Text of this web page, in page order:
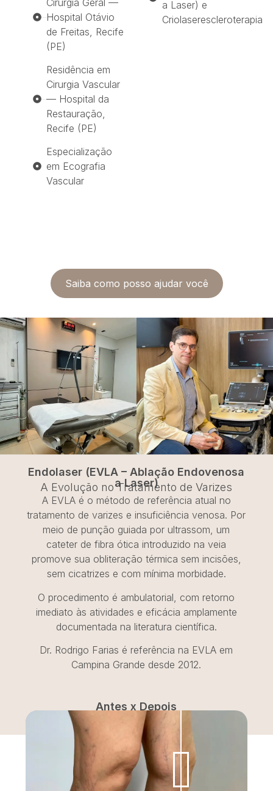
Cirurgia Geral —
Hospital Otávio
de Freitas, Recife
(PE)
Residência em
Cirurgia Vascular
— Hospital da
Restauração,
Recife (PE)
Especialização
em Ecografia
Vascular
a Laser) e
Criolaserescleroterapia​
Saiba como posso ajudar você
Endolaser (EVLA – Ablação Endovenosa
a Laser)
A Evolução no Tratamento de Varizes
A EVLA é o método de referência atual no
tratamento de varizes e insuficiência venosa. Por
meio de punção guiada por ultrassom, um
cateter de fibra ótica introduzido na veia
promove sua obliteração térmica sem incisões,
sem cicatrizes e com mínima morbidade.
O procedimento é ambulatorial, com retorno
imediato às atividades e eficácia amplamente
documentada na literatura científica.
Dr. Rodrigo Farias é referência na EVLA em
Campina Grande desde 2012.
Antes x Depois